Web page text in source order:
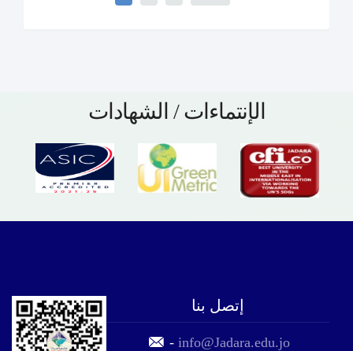
الإنتماءات / الشهادات
إتصل بنا
-info@Jadara.edu.jo